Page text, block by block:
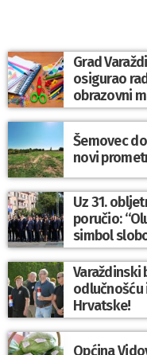
Grad
osigurao
obrazovni
Šemovec
novi
Uz 31.
poručio:
simbol
Varaždinski
Hrvatske!
Općina